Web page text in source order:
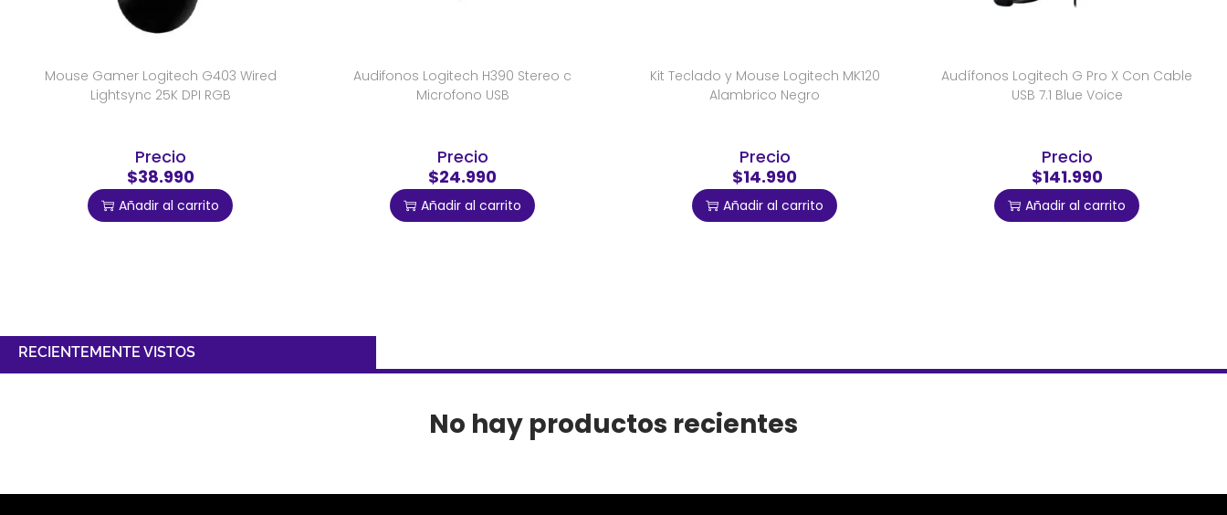
Mouse Gamer Logitech G403 Wired
Lightsync 25K DPI RGB
Precio
$38.990
Añadir al carrito
Audifonos Logitech H390 Stereo c
Microfono USB
Precio
$24.990
Añadir al carrito
Kit Teclado y Mouse Logitech MK120
Alambrico Negro
Precio
$14.990
Añadir al carrito
Audífonos Logitech G Pro X Con Cable
USB 7.1 Blue Voice
Precio
$141.990
Añadir al carrito
RECIENTEMENTE VISTOS
No hay productos recientes